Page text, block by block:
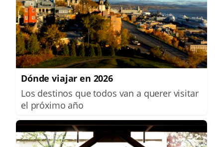
Dónde viajar en 2026
Los destinos que todos van a querer visitar
el próximo año